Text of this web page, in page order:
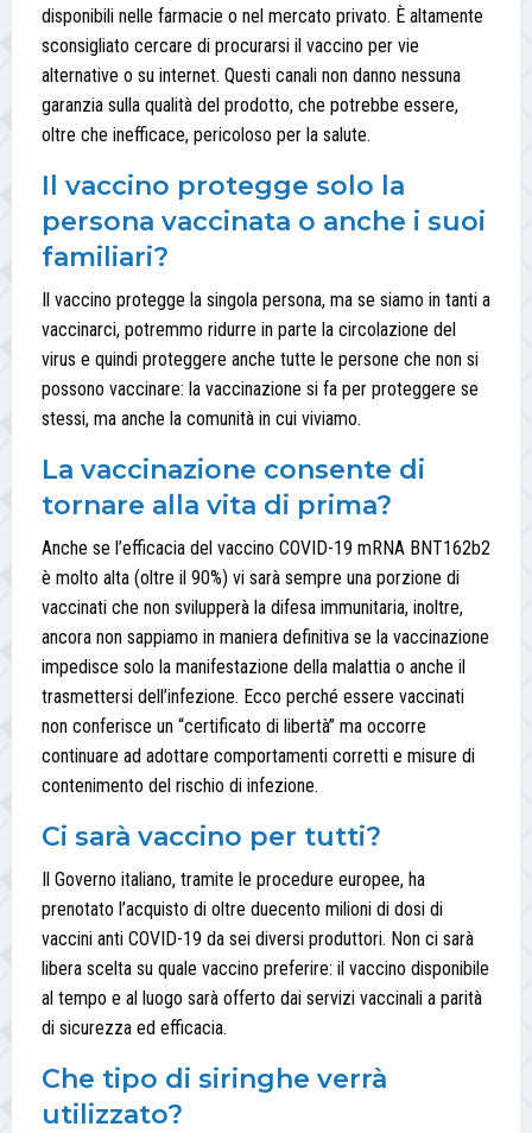
disponibili nelle farmacie o nel mercato privato. È altamente
sconsigliato cercare di procurarsi il vaccino per vie
alternative o su internet. Questi canali non danno nessuna
garanzia sulla qualità del prodotto, che potrebbe essere,
oltre che inefficace, pericoloso per la salute.
Il vaccino protegge solo la
persona vaccinata o anche i suoi
familiari?
Il vaccino protegge la singola persona, ma se siamo in tanti a
vaccinarci, potremmo ridurre in parte la circolazione del
virus e quindi proteggere anche tutte le persone che non si
possono vaccinare: la vaccinazione si fa per proteggere se
stessi, ma anche la comunità in cui viviamo.
La vaccinazione consente di
tornare alla vita di prima?
Anche se l’efficacia del vaccino COVID-19 mRNA BNT162b2
è molto alta (oltre il 90%) vi sarà sempre una porzione di
vaccinati che non svilupperà la difesa immunitaria, inoltre,
ancora non sappiamo in maniera definitiva se la vaccinazione
impedisce solo la manifestazione della malattia o anche il
trasmettersi dell’infezione. Ecco perché essere vaccinati
non conferisce un “certificato di libertà” ma occorre
continuare ad adottare comportamenti corretti e misure di
contenimento del rischio di infezione.
Ci sarà vaccino per tutti?
Il Governo italiano, tramite le procedure europee, ha
prenotato l’acquisto di oltre duecento milioni di dosi di
vaccini anti COVID-19 da sei diversi produttori. Non ci sarà
libera scelta su quale vaccino preferire: il vaccino disponibile
al tempo e al luogo sarà offerto dai servizi vaccinali a parità
di sicurezza ed efficacia.
Che tipo di siringhe verrà
utilizzato?